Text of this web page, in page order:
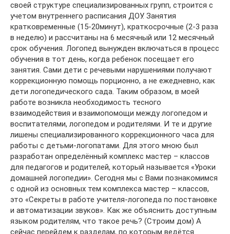
своей структуре специализированных групп, строится с
учетом внутреннего расписания ДОУ. Занятия
кратковременные (15-20минут), краткосрочные (2-3 раза
в неделю) и рассчитаны на 6 месячный или 12 месячный
срок обучения. Логопед вынужден включаться в процесс
обучения в тот день, когда ребенок посещает его
занятия. Сами дети с речевыми нарушениями получают
коррекционную помощь порционно, а не ежедневно, как
дети логопедического сада. Таким образом, в моей
работе возникла необходимость тесного
взаимодействия и взаимопомощи между логопедом и
воспитателями, логопедом и родителями. И те и другие
лишены специализированного коррекционного часа для
работы с детьми-логопатами. Для этого мною был
разработан определённый комплекс мастер – классов
для педагогов и родителей, который называется «Уроки
домашней логопедии». Сегодня мы с Вами познакомимся
с одной из основных тем комплекса мастер – классов,
это «Секреты в работе учителя-логопеда по постановке
и автоматизации звуков». Как же объяснить доступным
языком родителям, что такое речь? (Строим дом) А
сейчас перейдем к разделам, по которым ведётся